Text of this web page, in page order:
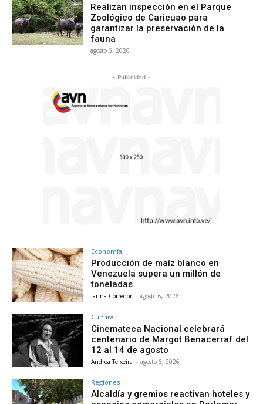
Realizan inspección en el Parque
Zoológico de Caricuao para
garantizar la preservación de la
fauna
agosto 6, 2026
- Publicidad -
Economía
Producción de maíz blanco en
Venezuela supera un millón de
toneladas
Janna Corredor - agosto 6, 2026
Cultura
Cinemateca Nacional celebrará
centenario de Margot Benacerraf del
12 al 14 de agosto
Andrea Teixeira - agosto 6, 2026
Regiones
Alcaldía y gremios reactivan hoteles y